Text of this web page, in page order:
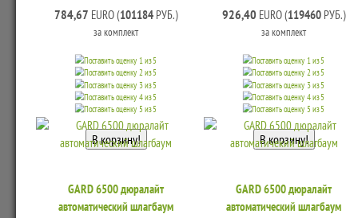
784,67 EURO (101184РУБ.)
за комплект
926,40 EURO (119460РУБ.)
за комплект
GARD 6500 дюралайт
автоматический шлагбаум
GARD 6500 дюралайт
автоматический шлагбаум